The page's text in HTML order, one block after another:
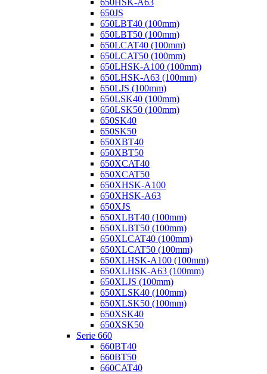
650HSK-A63
650JS
650LBT40 (100mm)
650LBT50 (100mm)
650LCAT40 (100mm)
650LCAT50 (100mm)
650LHSK-A100 (100mm)
650LHSK-A63 (100mm)
650LJS (100mm)
650LSK40 (100mm)
650LSK50 (100mm)
650SK40
650SK50
650XBT40
650XBT50
650XCAT40
650XCAT50
650XHSK-A100
650XHSK-A63
650XJS
650XLBT40 (100mm)
650XLBT50 (100mm)
650XLCAT40 (100mm)
650XLCAT50 (100mm)
650XLHSK-A100 (100mm)
650XLHSK-A63 (100mm)
650XLJS (100mm)
650XLSK40 (100mm)
650XLSK50 (100mm)
650XSK40
650XSK50
Serie 660
660BT40
660BT50
660CAT40